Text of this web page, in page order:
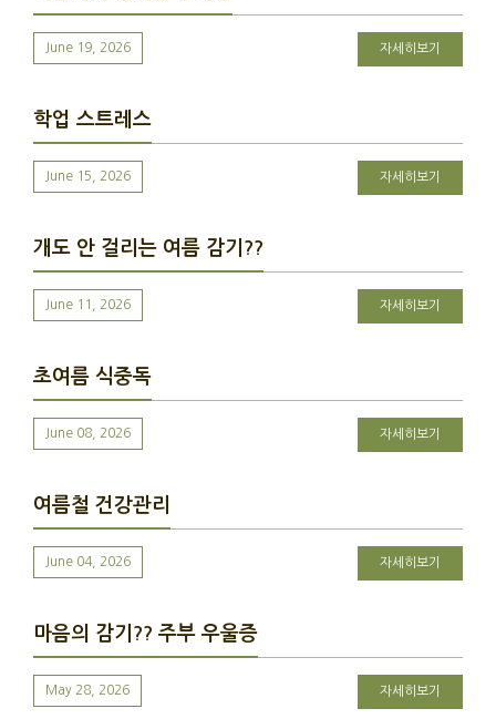
June 19, 2026 자세히보기
학업 스트레스
June 15, 2026 자세히보기
개도 안 걸리는 여름 감기??
June 11, 2026 자세히보기
초여름 식중독
June 08, 2026 자세히보기
여름철 건강관리
June 04, 2026 자세히보기
마음의 감기?? 주부 우울증
May 28, 2026 자세히보기